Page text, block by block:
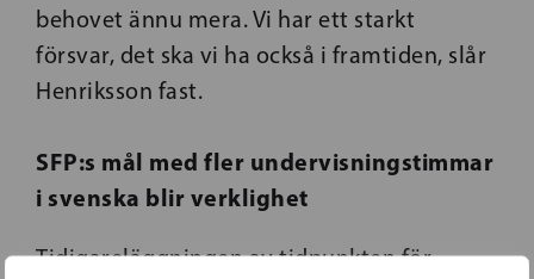
behovet ännu mera. Vi har ett starkt
försvar, det ska vi ha också i framtiden, slår
Henriksson fast.
SFP:s mål med fler undervisningstimmar
i svenska blir verklighet
Tidigareläggningen av tidpunkten för